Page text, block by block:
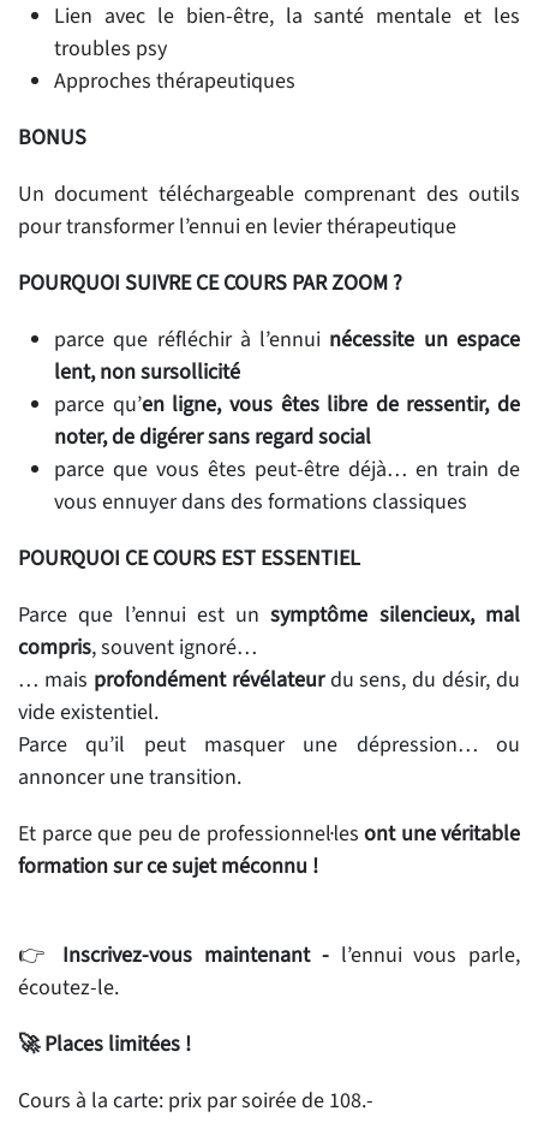
Lien avec le bien-être, la santé mentale et les
troubles psy
Approches thérapeutiques
BONUS
Un document téléchargeable comprenant des outils
pour transformer l’ennui en levier thérapeutique
POURQUOI SUIVRE CE COURS PAR ZOOM ?
parce que réfléchir à l’ennui nécessite un espace
lent, non sursollicité
parce qu’en ligne, vous êtes libre de ressentir, de
noter, de digérer sans regard social
parce que vous êtes peut-être déjà… en train de
vous ennuyer dans des formations classiques
POURQUOI CE COURS EST ESSENTIEL
Parce que l’ennui est unsymptôme silencieux, mal
compris, souvent ignoré…
… mais profondément révélateurdu sens, du désir, du
vide existentiel.
Parce qu’il peut masquer une dépression… ou
annoncer une transition.
Et parce que peu de professionnel·les ont une véritable
formation sur ce sujet méconnu !
👉 Inscrivez-vous maintenant - l’ennui vous parle,
écoutez-le.
🚀Places limitées !
Cours à la carte: prix par soirée de 108.-